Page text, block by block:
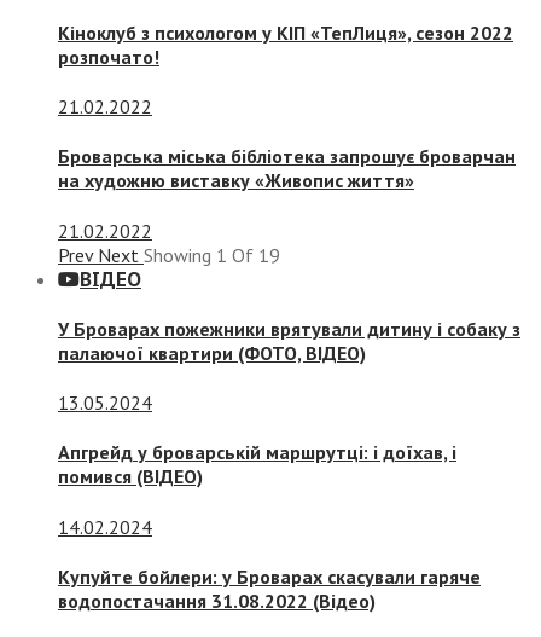
Кіноклуб з психологом у КІП «ТепЛиця», сезон 2022
розпочато!
21.02.2022
Броварська міська бібліотека запрошує броварчан
на художню виставку «Живопис життя»
21.02.2022
Prev Next Showing 1 Of 19
ВІДЕО
У Броварах пожежники врятували дитину і собаку з
палаючої квартири (ФОТО, ВІДЕО)
13.05.2024
Апгрейд у броварській маршрутці: і доїхав, і
помився (ВІДЕО)
14.02.2024
Купуйте бойлери: у Броварах скасували гаряче
водопостачання 31.08.2022 (Відео)